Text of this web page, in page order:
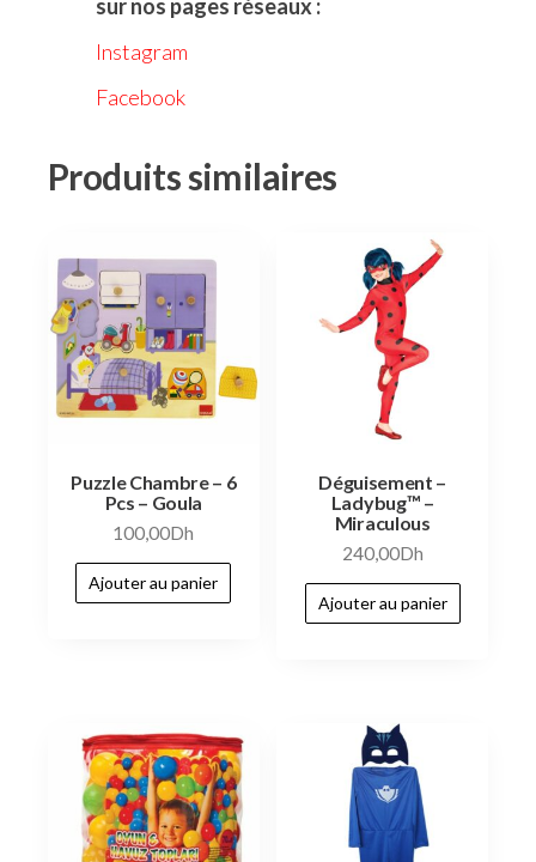
sur nos pages réseaux :
Instagram
Facebook
Produits similaires
Puzzle Chambre – 6
Pcs – Goula
100,00Dh
Ajouter au panier
Déguisement –
Ladybug™ –
Miraculous
240,00Dh
Ajouter au panier